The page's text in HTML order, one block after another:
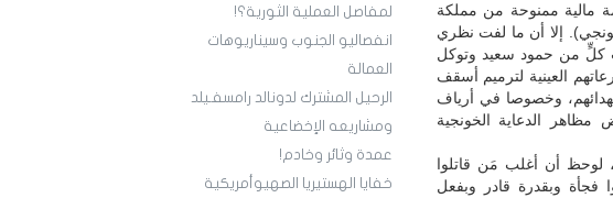
لمفاصل العملية الثورية؟!
انفصاليو الجنوب وسيناريوهات
العمالة
الرحيل المشترك لدونالد رامسفـيلد
ومشاريعه الإخضاعية
عمدة وثائر وخادم!
خفايا الهستيريا الصهيوأمريكية
مالية ممنوحة من مملكة
إلا أن ما لفت نظري
كلٍّ من حمود سعيد وتوكل
العينية لترميم أسقف
شهدائهم، وخصوصا في أرياف
مظاهر الدعاية الخونجية
لوحظ أن أغلب مَن قاتلوا
فجأة وبقدرة قادر وبفعل